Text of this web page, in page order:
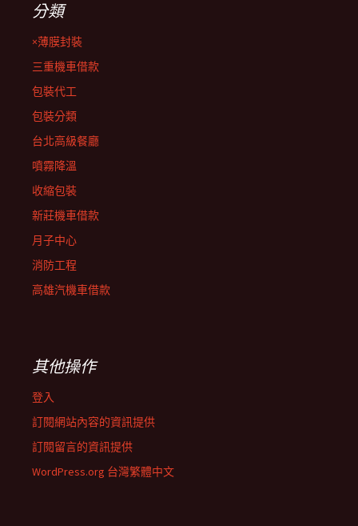
分類
×薄膜封裝
三重機車借款
包裝代工
包裝分類
台北高級餐廳
噴霧降溫
收縮包裝
新莊機車借款
月子中心
消防工程
高雄汽機車借款
其他操作
登入
訂閱網站內容的資訊提供
訂閱留言的資訊提供
WordPress.org 台灣繁體中文